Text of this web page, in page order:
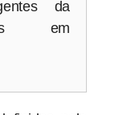
da
em